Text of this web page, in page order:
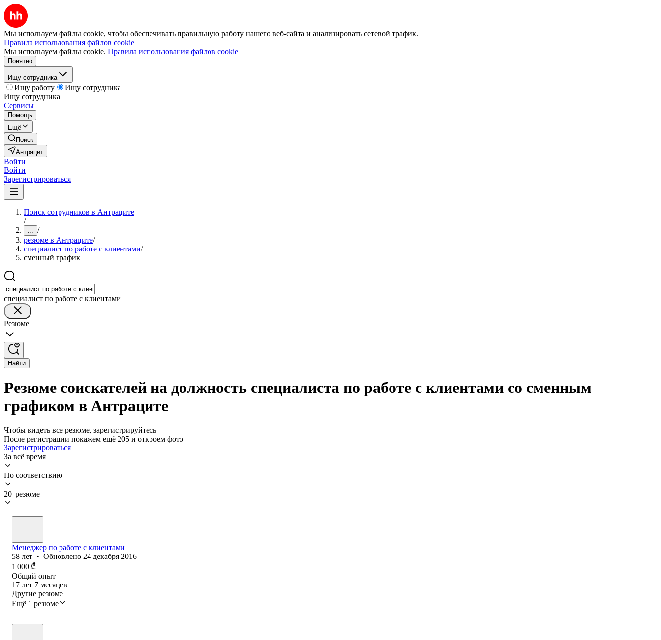
Мы используем файлы cookie, чтобы обеспечивать правильную работу нашего веб-сайта и анализировать сетевой трафик.
Правила использования файлов cookie
Мы используем файлы cookie. Правила использования файлов cookie
Понятно
Ищу сотрудника
Ищу работу
Ищу сотрудника
Ищу сотрудника
Сервисы
Помощь
Ещё
Поиск
Антрацит
Войти
Войти
Зарегистрироваться
Поиск сотрудников в Антраците
/
... /
резюме в Антраците/
специалист по работе с клиентами/
сменный график
специалист по работе с клиентами
Резюме
Найти
Резюме соискателей на должность специалиста по работе с клиентами со сменным
графиком в Антраците
Чтобы видеть все резюме, зарегистрируйтесь
После регистрации покажем ещё 205 и откроем фото
Зарегистрироваться
За всё время
По соответствию
20 резюме
Менеджер по работе с клиентами
58 лет • Обновлено 24 декабря 2016
1 000 ₾
Общий опыт
17 лет 7 месяцев
Другие резюме
Ещё 1 резюме